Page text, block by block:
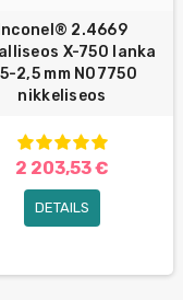
Inconel® 2.4669
X-750 lanka
2,5 mm N07750
nikkeliseos
2 203,53 €
DETAILS